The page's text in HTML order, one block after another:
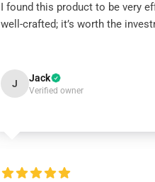
I found this product to be very
well-crafted; it’s worth the
J Jack
Verified owner